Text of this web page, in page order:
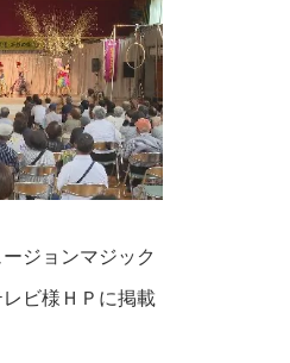
ジョンマジック
ビ様ＨＰに掲載